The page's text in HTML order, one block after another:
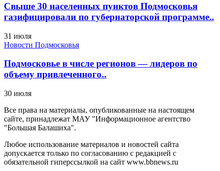
Свыше 30 населенных пунктов Подмосковья
газифицировали по губернаторской программе..
31 июля
Новости Подмосковья
Подмосковье в числе регионов — лидеров по
объему привлеченного..
30 июля
Все права на материалы, опубликованные на настоящем
сайте, принадлежат МАУ "Информационное агентство
"Большая Балашиха".
Любое использование материалов и новостей сайта
допускается только по согласованию с редакцией с
обязательной гиперссылкой на сайт www.bbnews.ru